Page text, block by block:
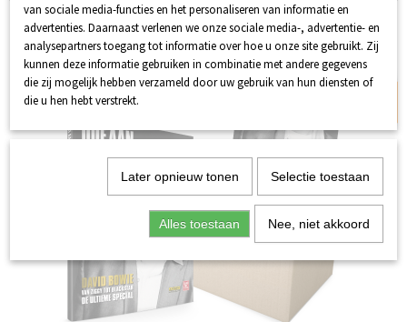
Retailpacks
van sociale media-functies en het personaliseren van informatie en
advertenties. Daarnaast verlenen we onze sociale media-, advertentie- en
analysepartners toegang tot informatie over hoe u onze site gebruikt. Zij
kunnen deze informatie gebruiken in combinatie met andere gegevens
die zij mogelijk hebben verzameld door uw gebruik van hun diensten of
die u hen hebt verstrekt.
Later opnieuw tonen Selectie toestaan
Alles toestaan Nee, niet akkoord